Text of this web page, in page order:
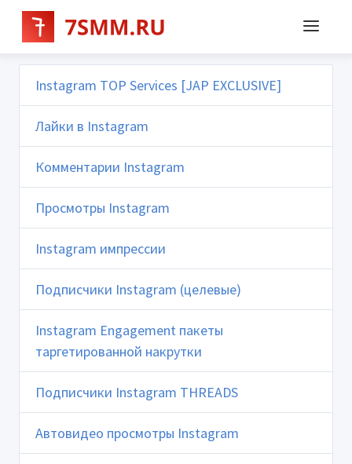
Instagram TOP Services [JAP EXCLUSIVE]
Лайки в Instagram
Комментарии Instagram
Просмотры Instagram
Instagram импрессии
Подписчики Instagram (целевые)
Instagram Engagement пакеты
таргетированной накрутки
Подписчики Instagram THREADS
Автовидео просмотры Instagram